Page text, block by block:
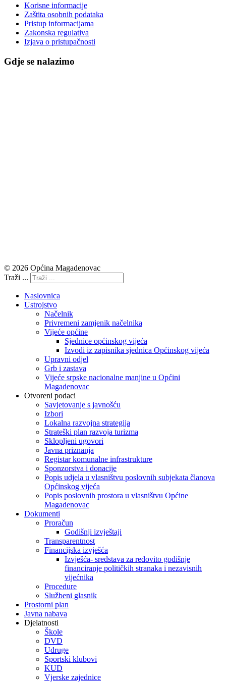
Korisne informacije
Zaštita osobnih podataka
Pristup informacijama
Zakonska regulativa
Izjava o pristupačnosti
Gdje se nalazimo
© 2026 Općina Magadenovac
Traži ...
Naslovnica
Ustrojstvo
Načelnik
Privremeni zamjenik načelnika
Vijeće općine
Sjednice općinskog vijeća
Izvodi iz zapisnika sjednica Općinskog vijeća
Upravni odjel
Grb i zastava
Vijeće srpske nacionalne manjine u Općini
Magadenovac
Otvoreni podaci
Savjetovanje s javnošću
Izbori
Lokalna razvojna strategija
Strateški plan razvoja turizma
Sklopljeni ugovori
Javna priznanja
Registar komunalne infrastrukture
Sponzorstva i donacije
Popis udjela u vlasništvu poslovnih subjekata članova
Općinskog vijeća
Popis poslovnih prostora u vlasništvu Općine
Magadenovac
Dokumenti
Proračun
Godišnji izvještaji
Transparentnost
Financijska izvješća
Izvješća- sredstava za redovito godišnje
financiranje političkih stranaka i nezavisnih
vijećnika
Procedure
Službeni glasnik
Prostorni plan
Javna nabava
Djelatnosti
Škole
DVD
Udruge
Sportski klubovi
KUD
Vjerske zajednice